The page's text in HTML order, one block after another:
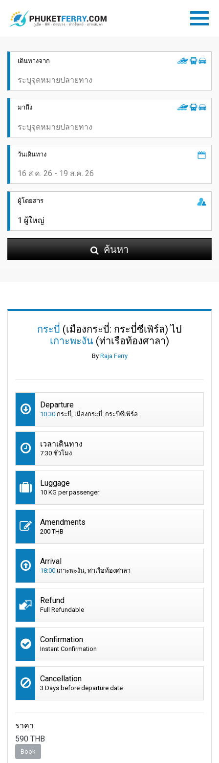
เดินทางจาก
มาถึง
วันเดินทาง
ผู้โดยสาร
ค้นหา
กระบี่ (เมืองกระบี่: กระบี่ซีเพิร์ล) ไป
เกาะพะงัน (ท่าเรือท้องศาลา)
By Raja Ferry
Departure
10:30 กระบี่, เมืองกระบี่: กระบี่ซีเพิร์ล
เวลาเดินทาง
7:30 ชั่วโมง
Luggage
10 KG per passenger
Amendments
200 THB
Arrival
18:00 เกาะพะงัน, ท่าเรือท้องศาลา
Refund
Full Refundable
Confirmation
Instant Confirmation
Cancellation
3 Days before departure date
ราคา
590 THB
Book